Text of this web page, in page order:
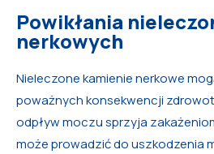
Powikłania
nerkowych
Nieleczone kamienie nerkowe
poważnych konsekwencji
odpływ moczu sprzyja
może prowadzić do uszkodzenia